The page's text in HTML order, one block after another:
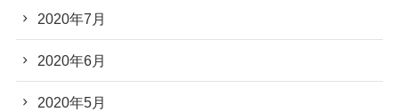
2020年7月
2020年6月
2020年5月